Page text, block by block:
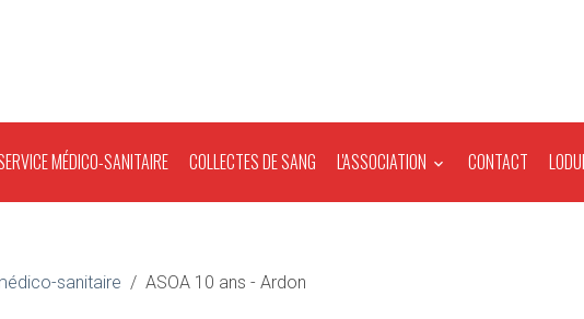
MÉDICO-SANITAIRE COLLECTES DE SANG L'ASSOCIATION CONTACT
sanitaire ASOA 10 ans - Ardon